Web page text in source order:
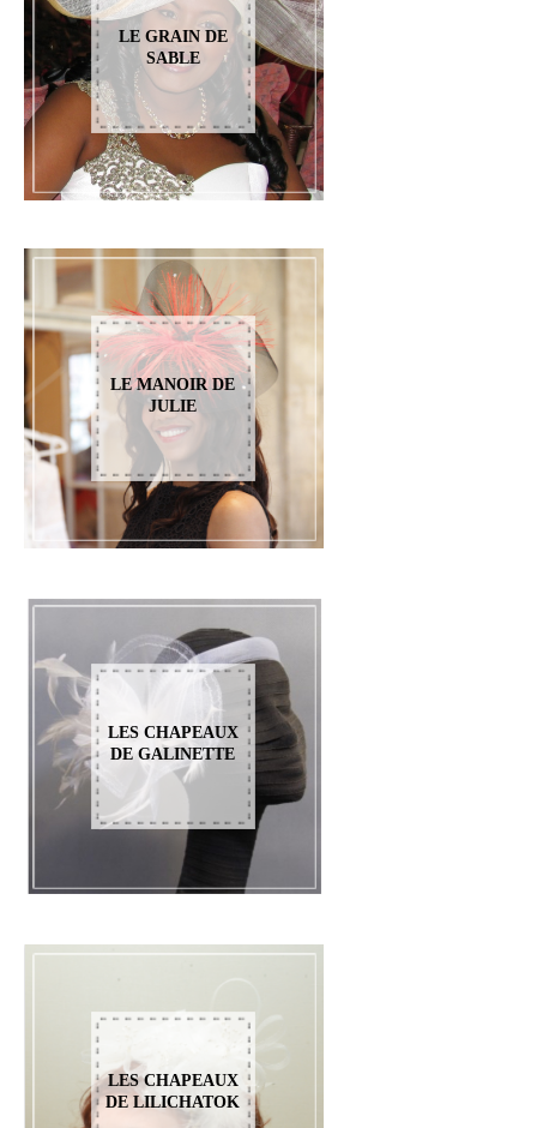
LE GRAIN DE
SABLE
LE MANOIR DE
JULIE
LES CHAPEAUX
DE GALINETTE
LES CHAPEAUX
DE LILICHATOK